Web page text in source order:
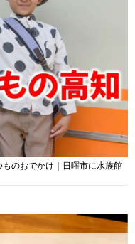
ものおでかけ｜日曜市に水族館